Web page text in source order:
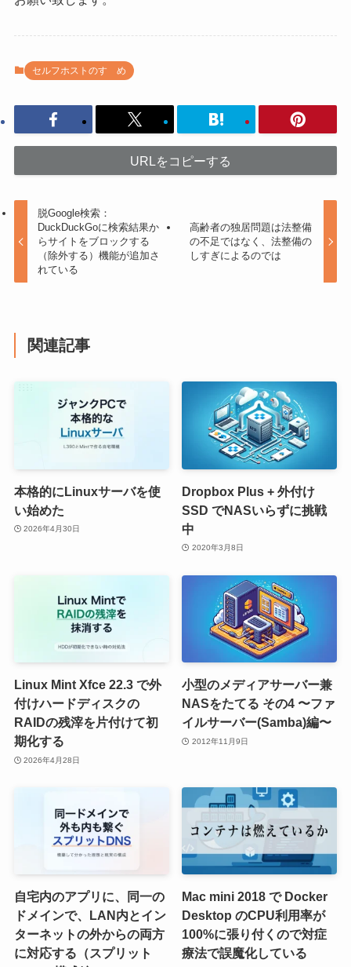
セルフホストのすゝめ
URLをコピーする
脱Google検索：
DuckDuckGoに検索結果か
らサイトをブロックする
（除外する）機能が追加さ
れている
高齢者の独居問題は法整備
の不足ではなく、法整備の
しすぎによるのでは
関連記事
本格的にLinuxサーバを使
い始めた
2026年4月30日
Dropbox Plus + 外付け
SSD でNASいらずに挑戦
中
2020年3月8日
Linux Mint Xfce 22.3 で外
付けハードディスクの
RAIDの残滓を片付けて初
期化する
2026年4月28日
小型のメディアサーバー兼
NASをたてる その4 〜ファ
イルサーバー(Samba)編〜
2012年11月9日
自宅内のアプリに、同一の
ドメインで、LAN内とイン
ターネットの外からの両方
に対応する（スプリット
Mac mini 2018 で Docker
Desktop のCPU利用率が
100%に張り付くので対症
療法で誤魔化している